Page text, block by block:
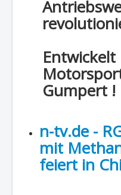
Gumpert !
n-tv.de -
mit
feiert in